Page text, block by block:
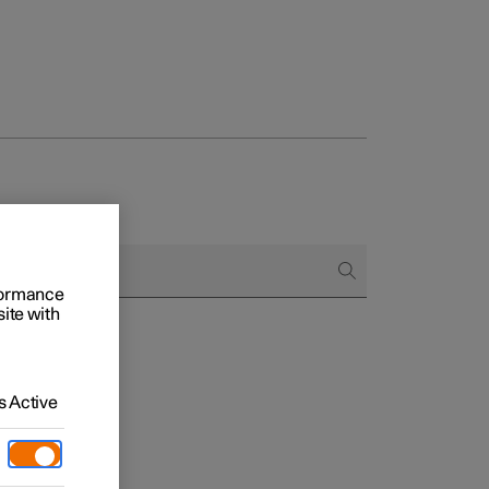
with
Active